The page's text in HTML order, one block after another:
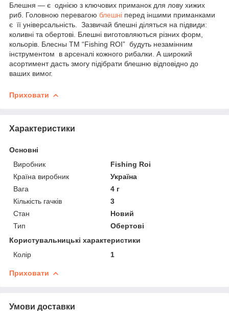
Блешня — є однією з ключових приманок для лову хижих
риб. Головною перевагою блешні перед іншими приманками
є її універсальність. Зазвичай блешні діляться на підвиди:
коливні та обертові. Блешні виготовляються різних форм,
кольорів. Блесны TM “Fishing ROI” будуть незамінним
інструментом в арсеналі кожного рибалки. А широкий
асортимент дасть змогу підібрати блешню відповідно до
ваших вимог.
Приховати
Характеристики
Основні
Виробник
Fishing Roi
Країна виробник
Україна
Вага
4 г
Кількість гачків
3
Стан
Новий
Тип
Обертові
Користувальницькі характеристики
Колір
1
Приховати
Умови доставки